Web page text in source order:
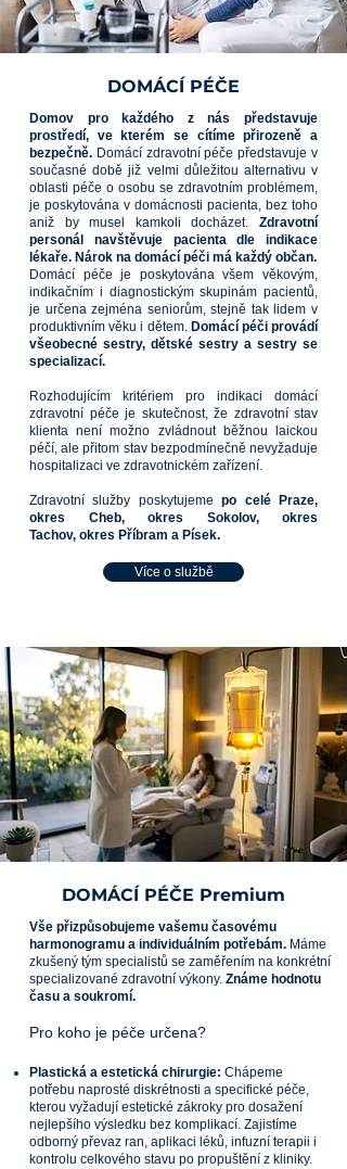
DOMÁCÍ PÉČE
Domov pro každého z nás představuje
prostředí, ve kterém se cítíme přirozeně a
bezpečně. Domácí zdravotní péče představuje v
současné době již velmi důležitou alternativu v
oblasti péče o osobu se zdravotním problémem,
je poskytována v domácnosti pacienta, bez toho
aniž by musel kamkoli docházet. Zdravotní
personál navštěvuje pacienta dle indikace
lékaře. Nárok na domácí péči má každý občan.
Domácí péče je poskytována všem věkovým,
indikačním i diagnostickým skupinám pacientů,
je určena zejména seniorům, stejně tak lidem v
produktivním věku i dětem. Domácí péči provádí
všeobecné sestry, dětské sestry a sestry se
specializací.
Rozhodujícím kritériem pro indikaci domácí
zdravotní péče je skutečnost, že zdravotní stav
klienta není možno zvládnout běžnou laickou
péčí, ale přitom stav bezpodmínečně nevyžaduje
hospitalizaci ve zdravotnickém zařízení.
Zdravotní služby poskytujeme po celé Praze,
okres Cheb, okres Sokolov, okres
Tachov, okres Příbram a Písek.
Více o službě
DOMÁCÍ PÉČE Premium
Vše přizpůsobujeme vašemu časovému
harmonogramu a individuálním potřebám. Máme
zkušený tým specialistů se zaměřením na konkrétní
specializované zdravotní výkony. Známe hodnotu
času a soukromí.
Pro koho je péče určena?
Plastická a estetická chirurgie: Chápeme
potřebu naprosté diskrétnosti a specifické péče,
kterou vyžadují estetické zákroky pro dosažení
nejlepšího výsledku bez komplikací. Zajistíme
odborný převaz ran, aplikaci léků, infuzní terapii i
kontrolu celkového stavu po propuštění z kliniky.​​​​​​​​​